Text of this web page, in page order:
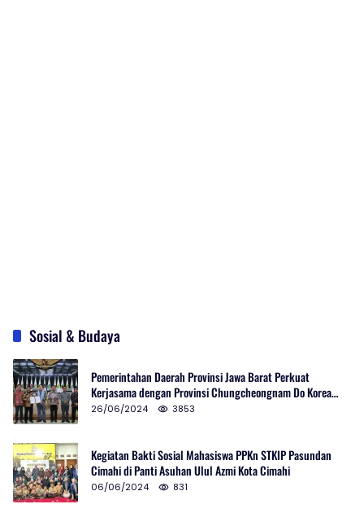
Sosial & Budaya
Pemerintahan Daerah Provinsi Jawa Barat Perkuat
Kerjasama dengan Provinsi Chungcheongnam Do Korea
Selatan
26/06/2024 3853
Kegiatan Bakti Sosial Mahasiswa PPKn STKIP Pasundan
Cimahi di Panti Asuhan Ulul Azmi Kota Cimahi
06/06/2024 831